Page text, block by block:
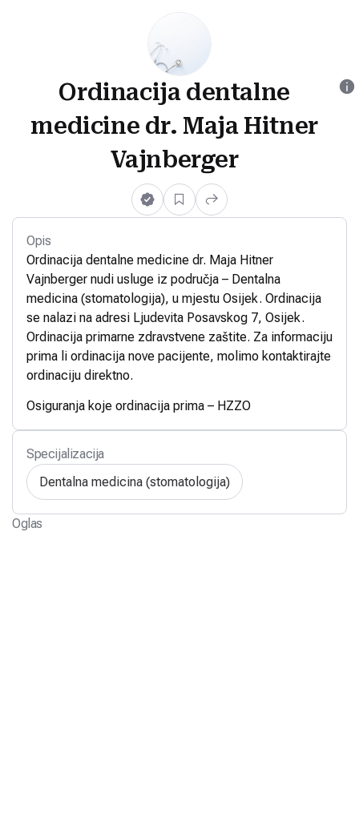
Ordinacija dentalne
medicine dr. Maja Hitner
Vajnberger
Opis
Ordinacija dentalne medicine dr. Maja Hitner
Vajnberger nudi usluge iz područja – Dentalna
medicina (stomatologija), u mjestu Osijek. Ordinacija
se nalazi na adresi Ljudevita Posavskog 7, Osijek.
Ordinacija primarne zdravstvene zaštite. Za informaciju
prima li ordinacija nove pacijente, molimo kontaktirajte
ordinaciju direktno.
Osiguranja koje ordinacija prima – HZZO
Specijalizacija
Dentalna medicina (stomatologija)
Oglas